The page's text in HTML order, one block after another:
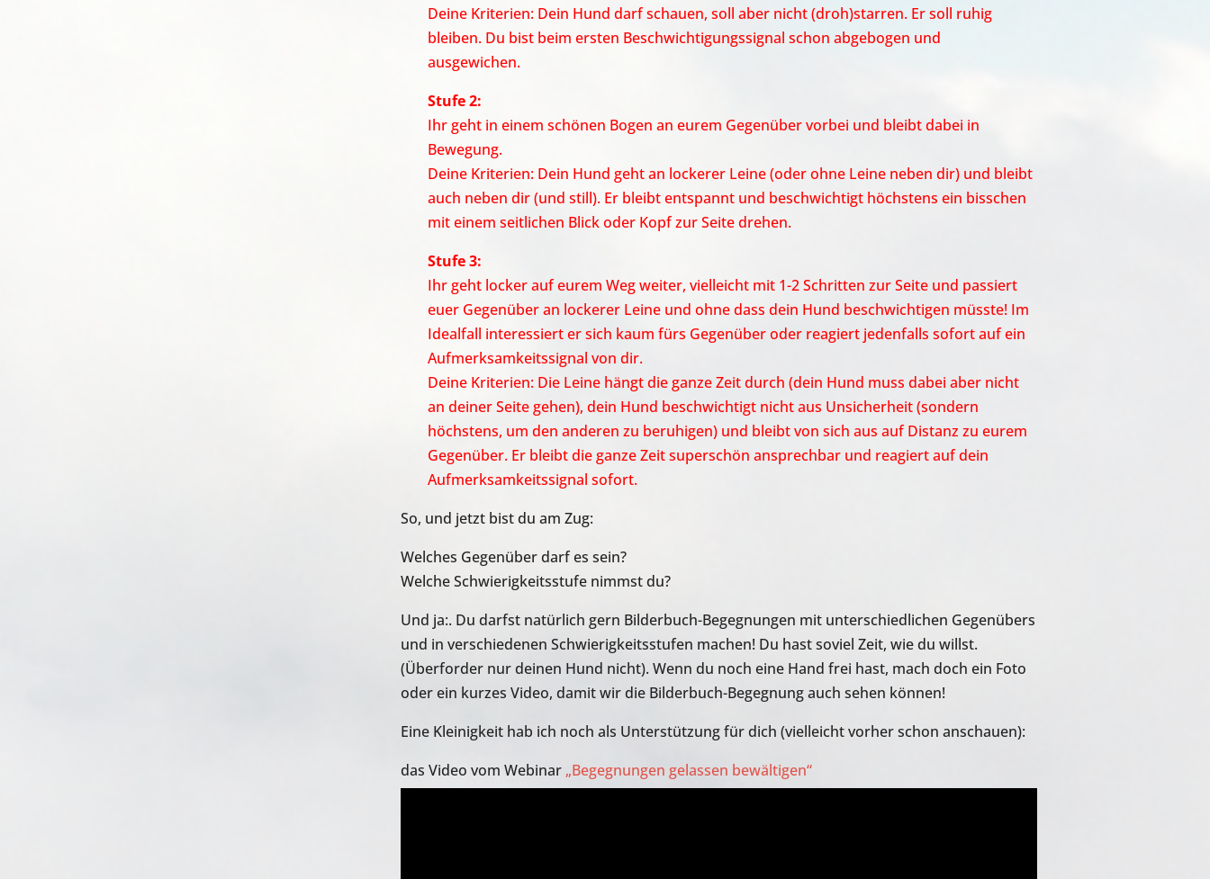
Deine Kriterien: Dein Hund darf schauen, soll aber nicht (droh)starren. Er soll ruhig
bleiben. Du bist beim ersten Beschwichtigungssignal schon abgebogen und
ausgewichen.
Stufe 2:
Ihr geht in einem schönen Bogen an eurem Gegenüber vorbei und bleibt dabei in
Bewegung.
Deine Kriterien: Dein Hund geht an lockerer Leine (oder ohne Leine neben dir) und bleibt
auch neben dir (und still). Er bleibt entspannt und beschwichtigt höchstens ein bisschen
mit einem seitlichen Blick oder Kopf zur Seite drehen.
Stufe 3:
Ihr geht locker auf eurem Weg weiter, vielleicht mit 1-2 Schritten zur Seite und passiert
euer Gegenüber an lockerer Leine und ohne dass dein Hund beschwichtigen müsste! Im
Idealfall interessiert er sich kaum fürs Gegenüber oder reagiert jedenfalls sofort auf ein
Aufmerksamkeitssignal von dir.
Deine Kriterien: Die Leine hängt die ganze Zeit durch (dein Hund muss dabei aber nicht
an deiner Seite gehen), dein Hund beschwichtigt nicht aus Unsicherheit (sondern
höchstens, um den anderen zu beruhigen) und bleibt von sich aus auf Distanz zu eurem
Gegenüber. Er bleibt die ganze Zeit superschön ansprechbar und reagiert auf dein
Aufmerksamkeitssignal sofort.
So, und jetzt bist du am Zug:
Welches Gegenüber darf es sein?
Welche Schwierigkeitsstufe nimmst du?
Und ja:. Du darfst natürlich gern Bilderbuch-Begegnungen mit unterschiedlichen Gegenübers
und in verschiedenen Schwierigkeitsstufen machen! Du hast soviel Zeit, wie du willst.
(Überforder nur deinen Hund nicht). Wenn du noch eine Hand frei hast, mach doch ein Foto
oder ein kurzes Video, damit wir die Bilderbuch-Begegnung auch sehen können!
Eine Kleinigkeit hab ich noch als Unterstützung für dich (vielleicht vorher schon anschauen):
das Video vom Webinar „Begegnungen gelassen bewältigen“